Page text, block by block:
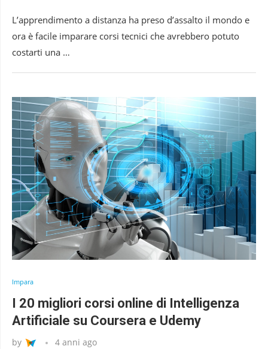
L’apprendimento a distanza ha preso d’assalto il mondo e
ora è facile imparare corsi tecnici che avrebbero potuto
costarti una …
Impara
I 20 migliori corsi online di Intelligenza
Artificiale su Coursera e Udemy
by 4 anni ago